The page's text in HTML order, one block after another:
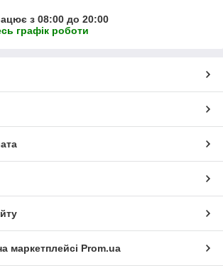
з 08:00 до 20:00
графік роботи
маркетплейсі Prom.ua